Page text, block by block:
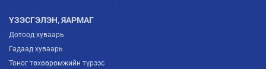
ҮЗЭСГЭЛЭН, ЯАРМАГ
Дотоод хуваарь
Гадаад хуваарь
Тоног төхөөрөмжийн түрээс